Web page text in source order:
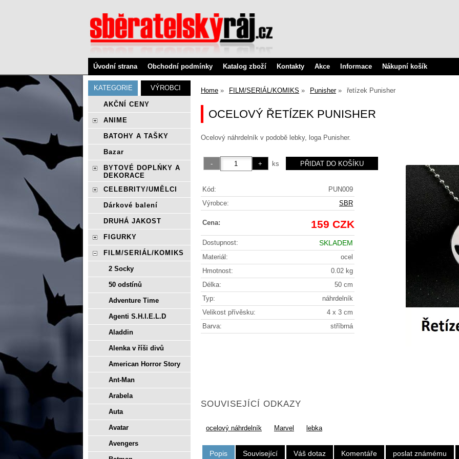
Úvodní strana Obchodní podmínky Katalog zboží Kontakty Akce Informace Nákupní košík
Home FILM/SERIÁL/KOMIKS Punisher řetízek Punisher
OCELOVÝ ŘETÍZEK PUNISHER
Ocelový náhrdelník v podobě lebky, loga Punisher.
ks
Kód:
PUN009
Výrobce:
SBR
Cena: 159 CZK
Dostupnost: SKLADEM
Materiál:
ocel
Hmotnost:
0.02 kg
Délka:
50 cm
Typ:
náhrdelník
Velikost přívěsku:
4 x 3 cm
Barva:
stříbrná
SOUVISEJÍCÍ ODKAZY
ocelový náhrdelník Marvel lebka
Popis Související Váš dotaz Komentáře poslat známému
KATEGORIE VÝROBCI
AKČNÍ CENY
ANIME
BATOHY A TAŠKY
Bazar
BYTOVÉ DOPLŃKY A
DEKORACE
CELEBRITY/UMĚLCI
Dárkové balení
DRUHÁ JAKOST
FIGURKY
FILM/SERIÁL/KOMIKS
2 Socky
50 odstínů
Adventure Time
Agenti S.H.I.E.L.D
Aladdin
Alenka v říši divů
American Horror Story
Ant-Man
Arabela
Auta
Avatar
Avengers